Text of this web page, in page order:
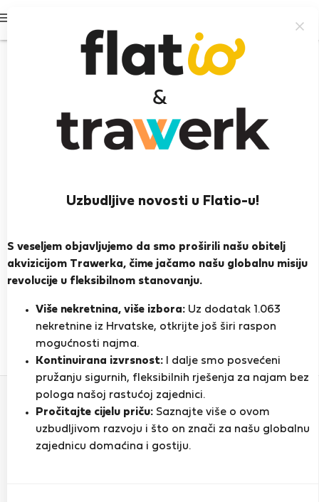
Uzbudljive novosti u Flatio-u!
S veseljem objavljujemo da smo proširili našu obitelj
akvizicijom Trawerka, čime jačamo našu globalnu misiju
revolucije u fleksibilnom stanovanju.
Više nekretnina, više izbora: Uz dodatak 1.063
nekretnine iz Hrvatske, otkrijte još širi raspon
mogućnosti najma.
Kontinuirana izvrsnost: I dalje smo posvećeni
pružanju sigurnih, fleksibilnih rješenja za najam bez
pologa našoj rastućoj zajednici.
Pročitajte cijelu priču: Saznajte više o ovom
uzbudljivom razvoju i što on znači za našu globalnu
zajednicu domaćina i gostiju.
Ivan L.
Iskusan domaćin
Almeria
PRIKAŽI ŽIVOTOPIS
Ocjena i reference
1
Ponude
Ocjena